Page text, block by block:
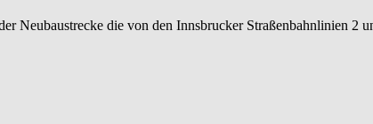
Neubaustrecke die von den Innsbrucker Straßenbahnlinien 2